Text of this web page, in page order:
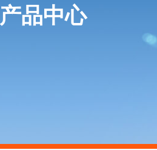
产品中心